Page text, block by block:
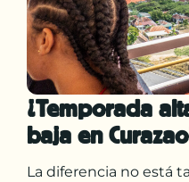
¿Temporada
baja en
La diferencia no está